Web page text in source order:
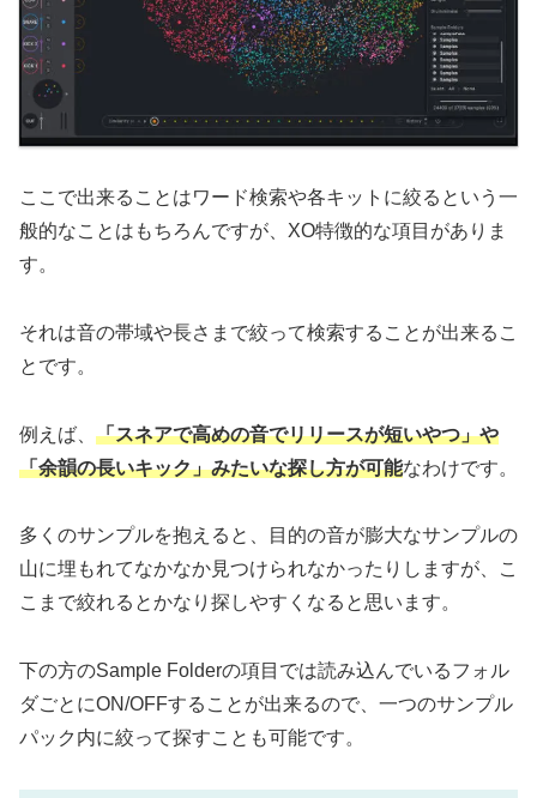
ここで出来ることはワード検索や各キットに絞るという一
般的なことはもちろんですが、XO特徴的な項目がありま
す。
それは音の帯域や長さまで絞って検索することが出来るこ
とです。
例えば、 「スネアで高めの音でリリースが短いやつ」や
「余韻の長いキック」みたいな探し方が可能なわけです。
多くのサンプルを抱えると、目的の音が膨大なサンプルの
山に埋もれてなかなか見つけられなかったりしますが、こ
こまで絞れるとかなり探しやすくなると思います。
下の方のSample Folderの項目では読み込んでいるフォル
ダごとにON/OFFすることが出来るので、一つのサンプル
パック内に絞って探すことも可能です。